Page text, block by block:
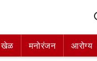
खेळ मनोरंजन आरोग्य
खेळ मनोरंजन आरोग्य